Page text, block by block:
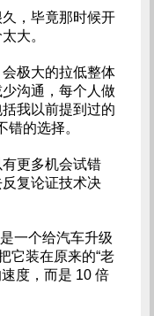
，毕竟那时候开
大。
极大的拉低整体
沟通，每个人做
我以前提到过的
的选择。
更多机会试错
复论证技术决
一个给汽车升级
它装在原来的“老
度，而是 10 倍